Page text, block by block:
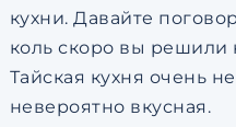
кухни. Давайте
коль скоро вы решили
Тайская кухня очень
невероятно вкусная.